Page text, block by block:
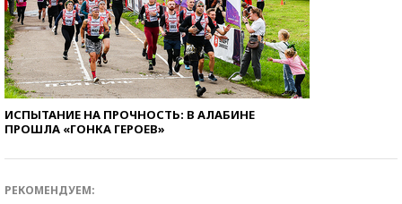
ИСПЫТАНИЕ НА ПРОЧНОСТЬ: В АЛАБИНЕ
ПРОШЛА «ГОНКА ГЕРОЕВ»
РЕКОМЕНДУЕМ: